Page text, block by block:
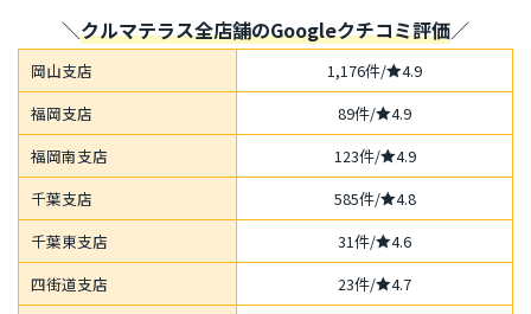
＼クルマテラス全店舗のGoogleクチコミ評価／
岡山支店 1,176件/
4.9
福岡支店
89件/
4.9
福岡南支店
123件/
4.9
千葉支店
585件/
4.8
千葉東支店
31件/
4.6
四街道支店
23件/ 4.7